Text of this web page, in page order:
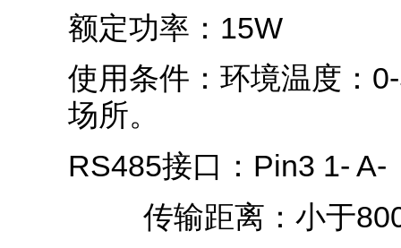
额定功率： 15W
使用条件：环境温度：
场所。
RS485接口： Pin3 1- A-
传输距离：小于